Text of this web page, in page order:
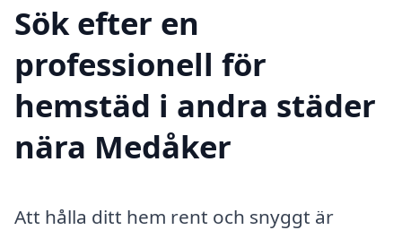
Sök efter en
professionell för
hemstäd i andra städer
nära Medåker
Att hålla ditt hem rent och snyggt är